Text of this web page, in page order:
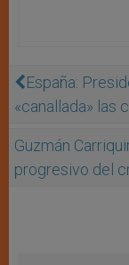
España:
«canallada» las
Guzmán
progresivo del